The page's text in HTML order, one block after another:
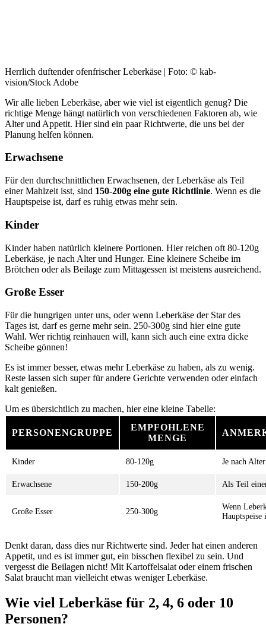
Herrlich duftender ofenfrischer Leberkäse | Foto: © kab-
vision/Stock Adobe
Wir alle lieben Leberkäse, aber wie viel ist eigentlich genug? Die
richtige Menge hängt natürlich von verschiedenen Faktoren ab, wie
Alter und Appetit. Hier sind ein paar Richtwerte, die uns bei der
Planung helfen können.
Erwachsene
Für den durchschnittlichen Erwachsenen, der Leberkäse als Teil
einer Mahlzeit isst, sind 150-200g eine gute Richtlinie. Wenn es die
Hauptspeise ist, darf es ruhig etwas mehr sein.
Kinder
Kinder haben natürlich kleinere Portionen. Hier reichen oft 80-120g
Leberkäse, je nach Alter und Hunger. Eine kleinere Scheibe im
Brötchen oder als Beilage zum Mittagessen ist meistens ausreichend.
Große Esser
Für die hungrigen unter uns, oder wenn Leberkäse der Star des
Tages ist, darf es gerne mehr sein. 250-300g sind hier eine gute
Wahl. Wer richtig reinhauen will, kann sich auch eine extra dicke
Scheibe gönnen!
Es ist immer besser, etwas mehr Leberkäse zu haben, als zu wenig.
Reste lassen sich super für andere Gerichte verwenden oder einfach
kalt genießen.
Um es übersichtlich zu machen, hier eine kleine Tabelle:
PERSONENGRUPPE
EMPFOHLENE
MENGE
Kinder 80-120g Je nach
Erwachsene 150-200g Als Teil
Große Esser 250-300g
Wenn
Hauptspeise
Denkt daran, dass dies nur Richtwerte sind. Jeder hat einen anderen
Appetit, und es ist immer gut, ein bisschen flexibel zu sein. Und
vergesst die Beilagen nicht! Mit Kartoffelsalat oder einem frischen
Salat braucht man vielleicht etwas weniger Leberkäse.
Wie viel Leberkäse für 2, 4, 6 oder 10
Personen?